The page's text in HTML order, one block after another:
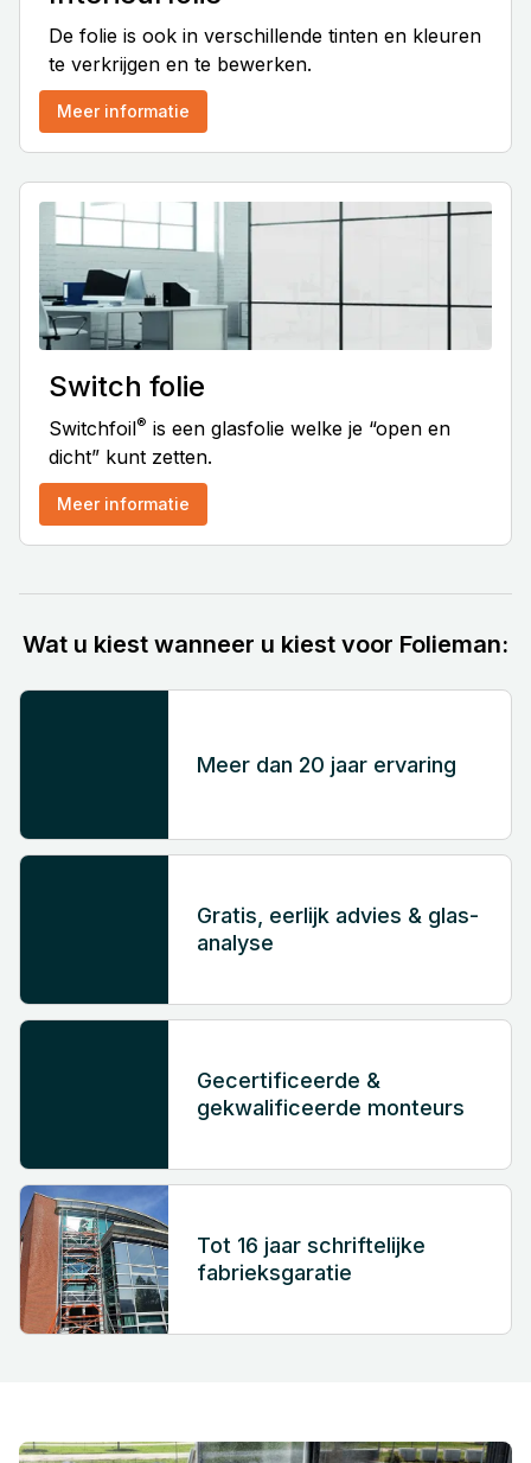
De folie is ook in verschillende tinten en kleuren
te verkrijgen en te bewerken.
Meer informatie
Switch folie
Switchfoil® is een glasfolie welke je “open en
dicht” kunt zetten.
Meer informatie
Wat u kiest wanneer u kiest voor Folieman:
Meer dan 20 jaar ervaring
Gratis, eerlijk advies & glas-
analyse
Gecertificeerde &
gekwalificeerde monteurs
Tot 16 jaar schriftelijke
fabrieksgaratie